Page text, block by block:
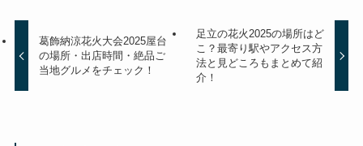
葛飾納涼花火大会2025屋台
の場所・出店時間・絶品ご
当地グルメをチェック！
足立の花火2025の場所はど
こ？最寄り駅やアクセス方
法と見どころもまとめて紹
介！